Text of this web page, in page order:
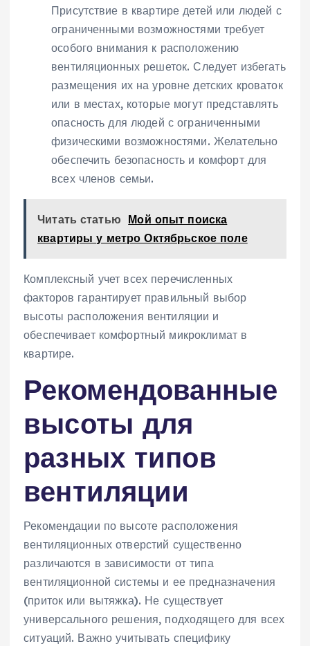
Присутствие в квартире детей или людей с
ограниченными возможностями требует
особого внимания к расположению
вентиляционных решеток. Следует избегать
размещения их на уровне детских кроваток
или в местах‚ которые могут представлять
опасность для людей с ограниченными
физическими возможностями. Желательно
обеспечить безопасность и комфорт для
всех членов семьи.
Читать статью Мой опыт поиска
квартиры у метро Октябрьское поле
Комплексный учет всех перечисленных
факторов гарантирует правильный выбор
высоты расположения вентиляции и
обеспечивает комфортный микроклимат в
квартире.
Рекомендованные
высоты для
разных типов
вентиляции
Рекомендации по высоте расположения
вентиляционных отверстий существенно
различаются в зависимости от типа
вентиляционной системы и ее предназначения
(приток или вытяжка). Не существует
универсального решения‚ подходящего для всех
ситуаций. Важно учитывать специфику